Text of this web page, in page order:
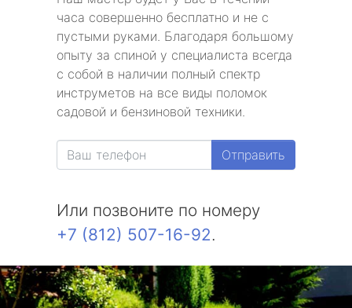
часа совершенно бесплатно и не с
пустыми руками. Благодаря большому
опыту за спиной у специалиста всегда
с собой в наличии полный спектр
инструметов на все виды поломок
садовой и бензиновой техники.
Отправить
Или позвоните по номеру
+7 (812) 507-16-92.